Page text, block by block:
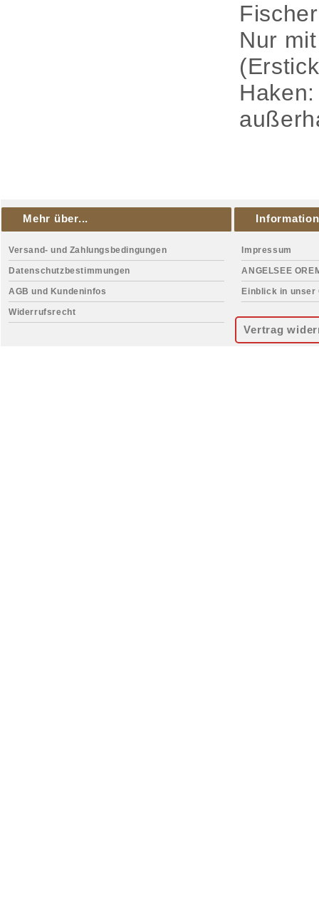
Nur
Mehr über...
Versand- und Zahlungsbedingungen
Datenschutzbestimmungen
AGB und Kundeninfos
Widerrufsrecht
Impressum
ANGELSEE
Einblick in unser
Vertrag